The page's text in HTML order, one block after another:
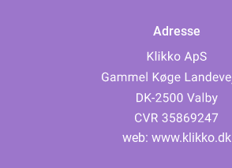
Adresse
web: www.klikko.dk